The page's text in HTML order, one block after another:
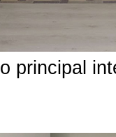
principal